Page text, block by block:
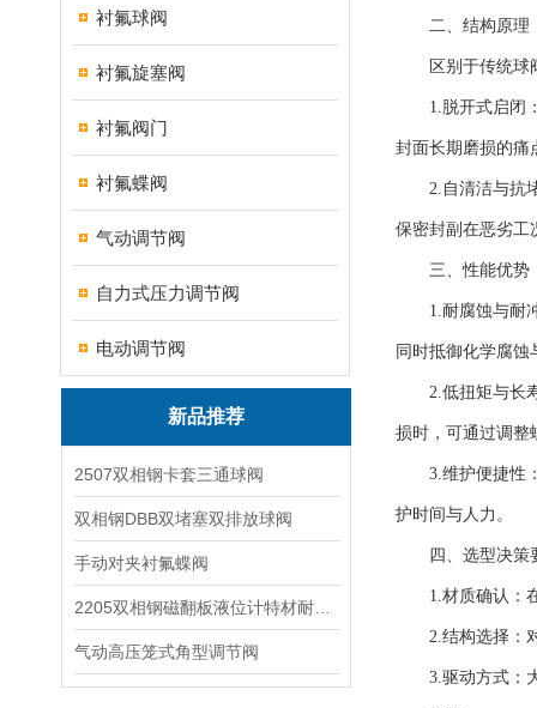
衬氟球阀
衬氟旋塞阀
衬氟阀门
衬氟蝶阀
气动调节阀
自力式压力调节阀
电动调节阀
新品推荐
2507双相钢卡套三通球阀
双相钢DBB双堵塞双排放球阀
手动对夹衬氟蝶阀
气动高压笼式角型调节阀
二、结构原理：
区别于传统球阀
1.脱开式启闭：
封面长期磨损的痛
2.自清洁与抗堵
保密封副在恶劣工
三、性能优势：
1.耐腐蚀与耐冲
同时抵御化学腐
2.低扭矩与长寿
损时，可通过调整
3.维护便捷性：
护时间与人力。
四、选型决策
1.材质确认：在
2.结构选择：对
3.驱动方式：大